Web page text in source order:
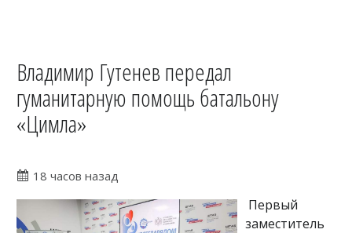
Владимир Гутенев передал
гуманитарную помощь батальону
«Цимла»
18 часов назад
Первый
заместитель